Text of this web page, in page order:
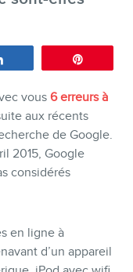
en ligne
de
IA (GEO)
vous 6 erreurs à
aux récents
de Google.
2015, Google
considérés
en ligne à
d’un appareil